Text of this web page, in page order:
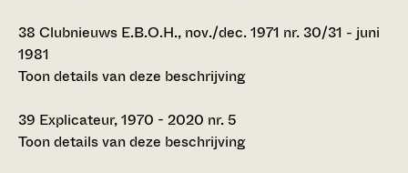
38 Clubnieuws E.B.O.H., nov./dec. 1971 nr. 30/31 - juni
1981
Toon details van deze beschrijving
39 Explicateur, 1970 - 2020 nr. 5
Toon details van deze beschrijving